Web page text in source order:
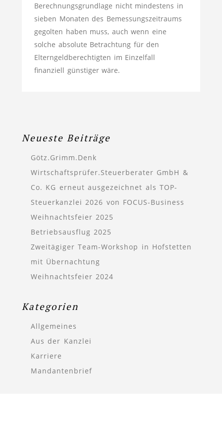
Berechnungsgrundlage nicht mindestens in
sieben Monaten des Bemessungszeitraums
gegolten haben muss, auch wenn eine
solche absolute Betrachtung für den
Elterngeldberechtigten im Einzelfall
finanziell günstiger wäre.
Neueste Beiträge
Götz.Grimm.Denk
Wirtschaftsprüfer.Steuerberater GmbH &
Co. KG erneut ausgezeichnet als TOP-
Steuerkanzlei 2026 von FOCUS-Business
Weihnachtsfeier 2025
Betriebsausflug 2025
Zweitägiger Team-Workshop in Hofstetten
mit Übernachtung
Weihnachtsfeier 2024
Kategorien
Allgemeines
Aus der Kanzlei
Karriere
Mandantenbrief